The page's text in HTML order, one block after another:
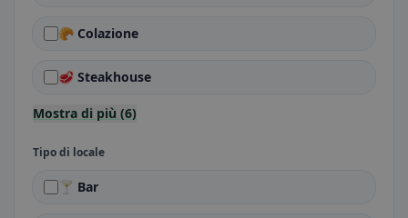
🥐 Colazione
🥩 Steakhouse
Mostra di più (6)
Tipo di locale
🍸 Bar